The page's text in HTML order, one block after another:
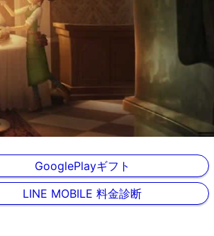
GooglePlayギフト
LINE MOBILE 料金診断